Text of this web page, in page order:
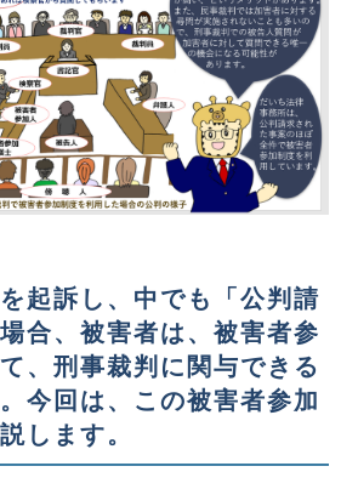
起訴し、中でも「公判請
合、被害者は、被害者参
、刑事裁判に関与できる
今回は、この被害者参加
します。